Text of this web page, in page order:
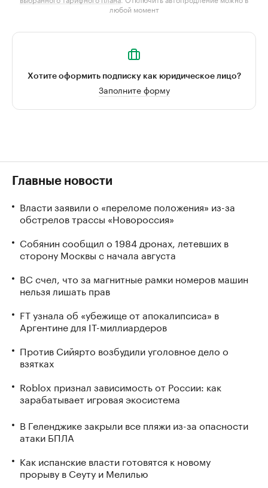
любой момент
Хотите оформить подписку как юридическое лицо?
Заполните форму
Главные новости
Власти заявили о «переломе положения» из-за
обстрелов трассы «Новороссия»
Собянин сообщил о 1984 дронах, летевших в
сторону Москвы с начала августа
ВС счел, что за магнитные рамки номеров машин
нельзя лишать прав
FT узнала об «убежище от апокалипсиса» в
Аргентине для IT-миллиардеров
Против Сийярто возбудили уголовное дело о
взятках
Roblox признал зависимость от России: как
зарабатывает игровая экосистема
В Геленджике закрыли все пляжи из-за опасности
атаки БПЛА
Как испанские власти готовятся к новому
прорыву в Сеуту и Мелилью